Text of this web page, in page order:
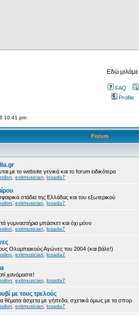
Εδώ
FAQ
Profile
10:41 pm
Forum
με το website γενικά και το forum ειδικότερα
exitmusician losada7
στάδια της Ελλάδας και του εξωτερικού
exitmusician losada7
γυμναστήρια μπάσκετ και όχι μόνο
exitmusician losada7
Ολυμπιακούς Αγώνες του 2004 (και βάλε!)
exitmusician losada7
χανόμαστε!
exitmusician losada7
με τους τρελούς
θέματα άσχετα με γήπεδα, σχετικά όμως με τα σπορ
exitmusician losada7